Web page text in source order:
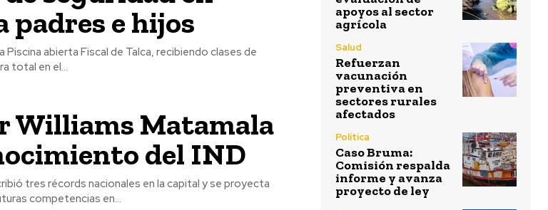
padres e hijos
Piscina abierta Fiscal de Talca, recibiendo clases de
total en el...
Williams Matamala
del IND
tres récords nacionales en la capital y se proyecta
competencias en...
apoyos al sector
agrícola
Salud
Refuerzan
vacunación
preventiva en
sectores rurales
afectados
Política
Caso Bruma:
Comisión respalda
informe y avanza
proyecto de ley